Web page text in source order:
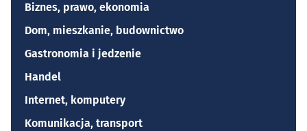
Biznes, prawo, ekonomia
Dom, mieszkanie, budownictwo
Gastronomia i jedzenie
Handel
Internet, komputery
Komunikacja, transport